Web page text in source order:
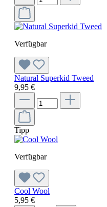
Verfügbar
Natural Superkid Tweed
9,95 €
Tipp
Verfügbar
Cool Wool
5,95 €